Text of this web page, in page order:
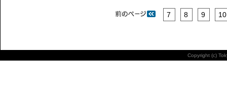
7 8 9 10
Copyright (c)